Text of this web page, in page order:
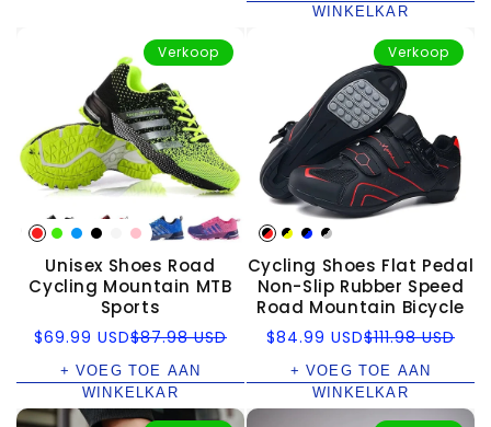
WINKELKAR
Verkoop
Unisex Shoes Road
Cycling Mountain MTB
Sports
Verkoopprijs
$69.99 USD
Normale $87.98 USD
+ VOEG TOE AAN
WINKELKAR
Verkoop
Cycling Shoes Flat Pedal
Non-Slip Rubber Speed
Road Mountain Bicycle
Verkoopprijs
$84.99 USD
Normale $111.98 USD
+ VOEG TOE AAN
WINKELKAR